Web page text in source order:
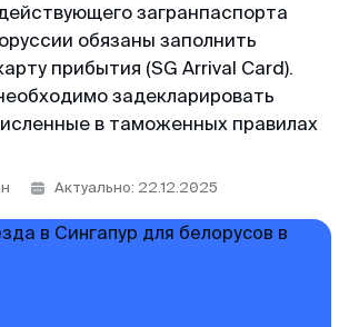
5 Napier Road, Republic of
номер: 201751545K
команде MyVisaWorld за
помощь в оформлении K-
и успехов вашему бизнесу!
· 2022
день с 10:00 до 22:00 по
Сингапура
загранпаспорта
обязаны заполнить
прибытия (SG Arrival Card).
задекларировать
в таможенных правилах
Актуально: 22.12.2025